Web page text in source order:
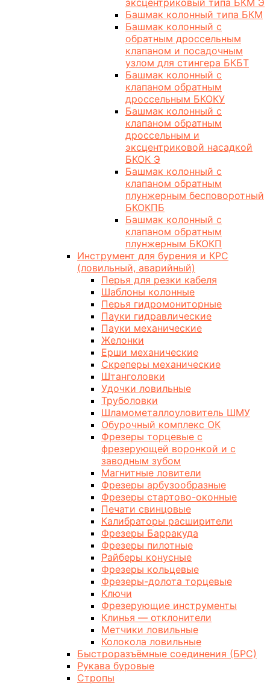
эксцентриковый типа БКМ Э
Башмак колонный типа БКМ
Башмак колонный с
обратным дроссельным
клапаном и посадочным
узлом для стингера БКБТ
Башмак колонный с
клапаном обратным
дроссельным БКОКУ
Башмак колонный с
клапаном обратным
дроссельным и
эксцентриковой насадкой
БКОК Э
Башмак колонный с
клапаном обратным
плунжерным бесповоротный
БКОКПБ
Башмак колонный с
клапаном обратным
плунжерным БКОКП
Инструмент для бурения и КРС
(ловильный, аварийный)
Перья для резки кабеля
Шаблоны колонные
Перья гидромониторные
Пауки гидравлические
Пауки механические
Желонки
Ерши механические
Скреперы механические
Штанголовки
Удочки ловильные
Труболовки
Шламометаллоуловитель ШМУ
Обурочный комплекс ОК
Фрезеры торцевые с
фрезерующей воронкой и с
заводным зубом
Магнитные ловители
Фрезеры арбузообразные
Фрезеры стартово-оконные
Печати свинцовые
Калибраторы расширители
Фрезеры Барракуда
Фрезеры пилотные
Райберы конусные
Фрезеры кольцевые
Фрезеры-долота торцевые
Ключи
Фрезерующие инструменты
Клинья — отклонители
Метчики ловильные
Колокола ловильные
Быстроразъёмные соединения (БРС)
Рукава буровые
Стропы